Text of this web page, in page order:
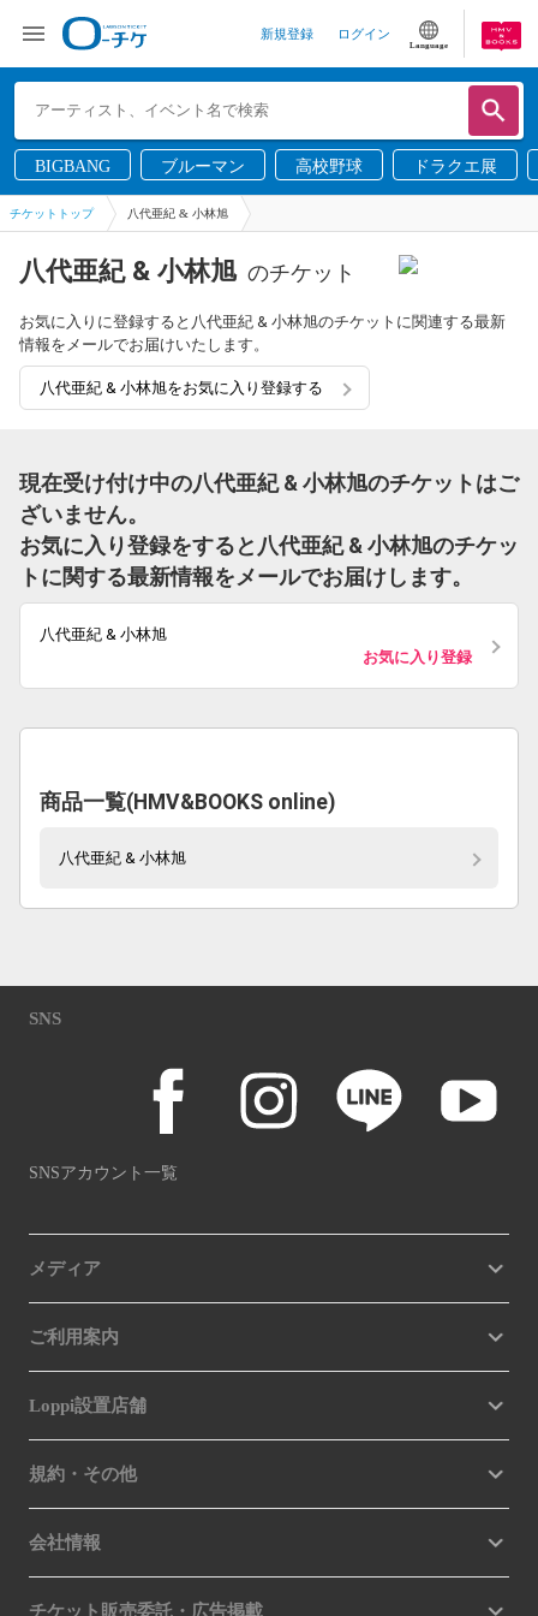
新規登録 ログイン
Language
BIGBANG ブルーマン 高校野球 ドラクエ展
チケットトップ 八代亜紀 & 小林旭
八代亜紀 & 小林旭 のチケット
お気に入りに登録すると八代亜紀 & 小林旭のチケットに関連する最新
情報をメールでお届けいたします。
八代亜紀 & 小林旭をお気に入り登録する
現在受け付け中の八代亜紀 & 小林旭のチケットはご
ざいません。
お気に入り登録をすると八代亜紀 & 小林旭のチケッ
トに関する最新情報をメールでお届けします。
八代亜紀 & 小林旭
お気に入り登録
商品一覧(HMV&BOOKS online)
八代亜紀 & 小林旭
SNS
SNSアカウント一覧
メディア
ご利用案内
Loppi設置店舗
規約・その他
会社情報
チケット販売委託・広告掲載